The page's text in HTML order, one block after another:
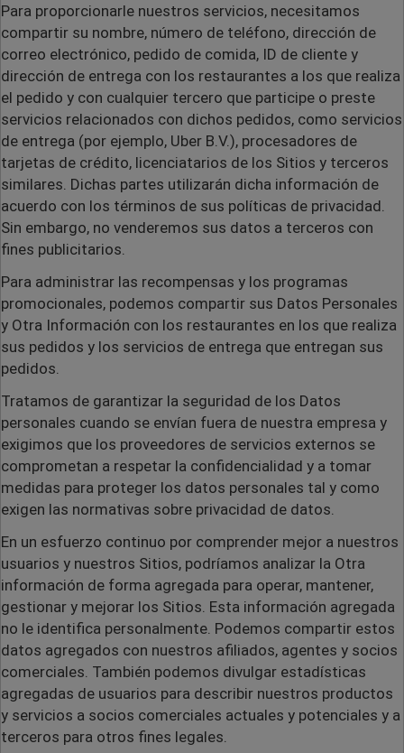
Para proporcionarle nuestros servicios, necesitamos
compartir su nombre, número de teléfono, dirección de
correo electrónico, pedido de comida, ID de cliente y
dirección de entrega con los restaurantes a los que realiza
el pedido y con cualquier tercero que participe o preste
servicios relacionados con dichos pedidos, como servicios
de entrega (por ejemplo, Uber B.V.), procesadores de
tarjetas de crédito, licenciatarios de los Sitios y terceros
similares. Dichas partes utilizarán dicha información de
acuerdo con los términos de sus políticas de privacidad.
Sin embargo, no venderemos sus datos a terceros con
fines publicitarios.
Para administrar las recompensas y los programas
promocionales, podemos compartir sus Datos Personales
y Otra Información con los restaurantes en los que realiza
sus pedidos y los servicios de entrega que entregan sus
pedidos.
Tratamos de garantizar la seguridad de los Datos
personales cuando se envían fuera de nuestra empresa y
exigimos que los proveedores de servicios externos se
comprometan a respetar la confidencialidad y a tomar
medidas para proteger los datos personales tal y como
exigen las normativas sobre privacidad de datos.
En un esfuerzo continuo por comprender mejor a nuestros
usuarios y nuestros Sitios, podríamos analizar la Otra
información de forma agregada para operar, mantener,
gestionar y mejorar los Sitios. Esta información agregada
no le identifica personalmente. Podemos compartir estos
datos agregados con nuestros afiliados, agentes y socios
comerciales. También podemos divulgar estadísticas
agregadas de usuarios para describir nuestros productos
y servicios a socios comerciales actuales y potenciales y a
terceros para otros fines legales.